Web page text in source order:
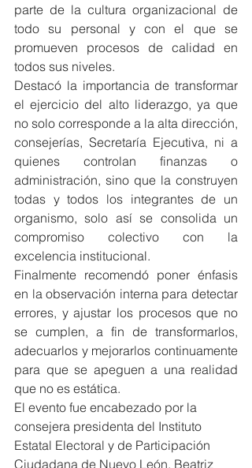
parte de la cultura organizacional de
todo su personal y con el que se
promueven procesos de calidad en
todos sus niveles.
Destacó la importancia de transformar
el ejercicio del alto liderazgo, ya que
no solo corresponde a la alta dirección,
consejerías, Secretaría Ejecutiva, ni a
quienes controlan finanzas o
administración, sino que la construyen
todas y todos los integrantes de un
organismo, solo así se consolida un
compromiso colectivo con la
excelencia institucional.
Finalmente recomendó poner énfasis
en la observación interna para detectar
errores, y ajustar los procesos que no
se cumplen, a fin de transformarlos,
adecuarlos y mejorarlos continuamente
para que se apeguen a una realidad
que no es estática.
El evento fue encabezado por la
consejera presidenta del Instituto
Estatal Electoral y de Participación
Ciudadana de Nuevo León, Beatriz